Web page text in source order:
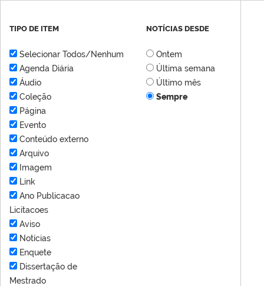
TIPO DE ITEM
Selecionar Todos/Nenhum
Agenda Diária
Áudio
Coleção
Página
Evento
Conteúdo externo
Arquivo
Imagem
Link
Ano Publicacao
Licitacoes
Aviso
Notícias
Enquete
Dissertação de
Mestrado
NOTÍCIAS DESDE
Ontem
Última semana
Último mês
Sempre